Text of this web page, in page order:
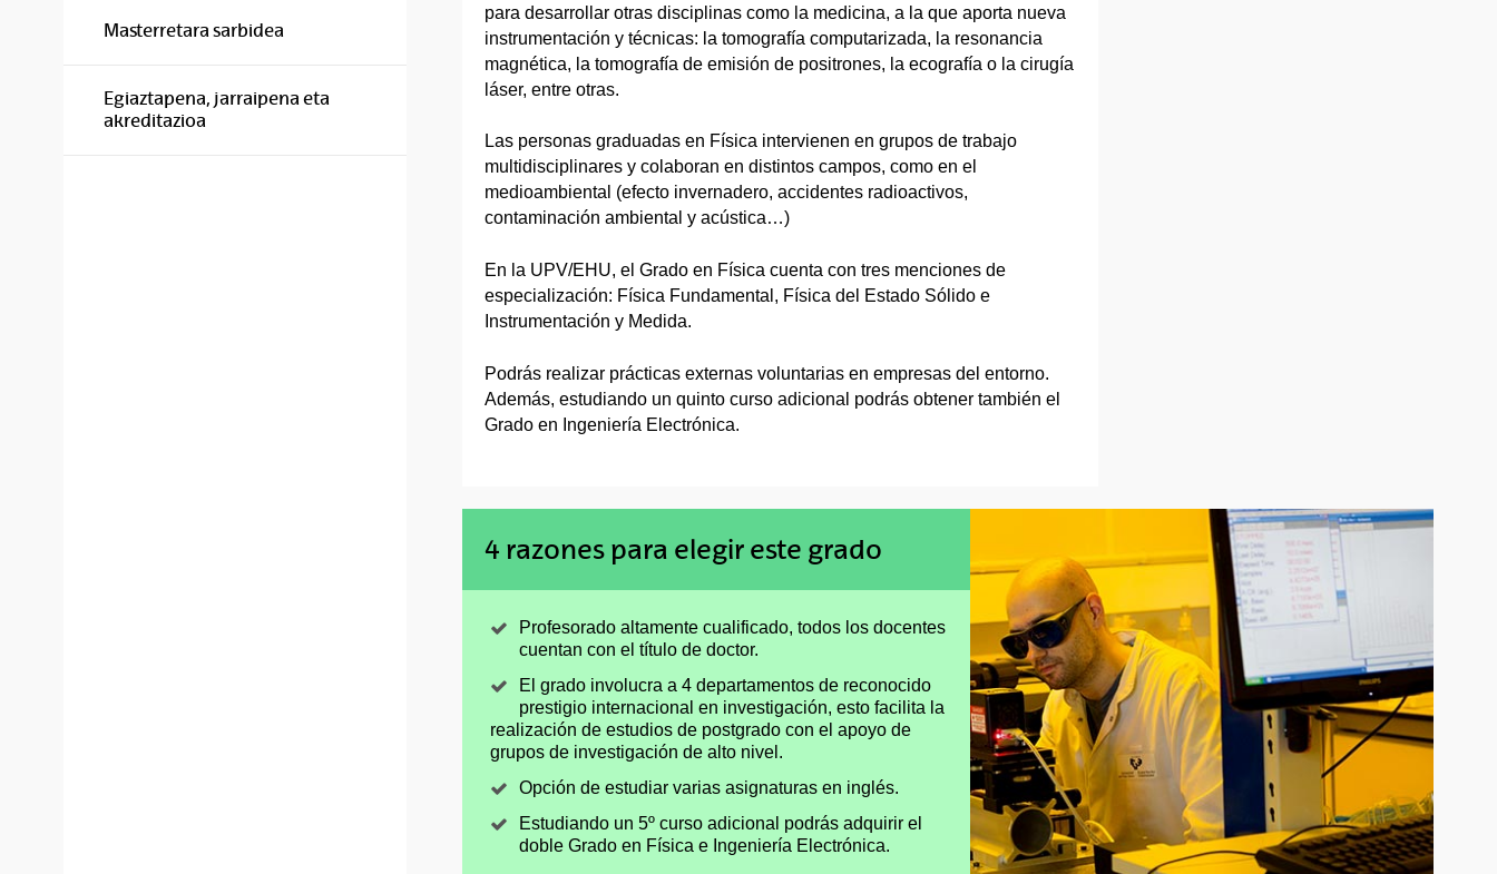
Masterretara sarbidea
Egiaztapena, jarraipena eta
akreditazioa
para desarrollar otras disciplinas como la medicina, a la que aporta nueva
instrumentación y técnicas: la tomografía computarizada, la resonancia
magnética, la tomografía de emisión de positrones, la ecografía o la cirugía
láser, entre otras.
Las personas graduadas en Física intervienen en grupos de trabajo
multidisciplinares y colaboran en distintos campos, como en el
medioambiental (efecto invernadero, accidentes radioactivos,
contaminación ambiental y acústica…)
En la UPV/EHU, el Grado en Física cuenta con tres menciones de
especialización: Física Fundamental, Física del Estado Sólido e
Instrumentación y Medida.
Podrás realizar prácticas externas voluntarias en empresas del entorno.
Además, estudiando un quinto curso adicional podrás obtener también el
Grado en Ingeniería Electrónica.
4 razones para elegir este grado
Profesorado altamente cualificado, todos los docentes
cuentan con el título de doctor.
El grado involucra a 4 departamentos de reconocido
prestigio internacional en investigación, esto facilita la
realización de estudios de postgrado con el apoyo de
grupos de investigación de alto nivel.
Opción de estudiar varias asignaturas en inglés.
Estudiando un 5º curso adicional podrás adquirir el
doble Grado en Física e Ingeniería Electrónica.